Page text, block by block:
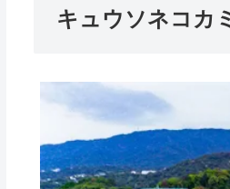
キュウソネコカ